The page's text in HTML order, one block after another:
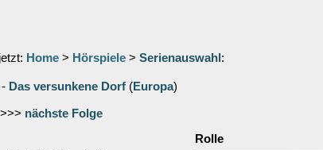
Home > Hörspiele > Serienauswahl :
- Das versunkene Dorf (Europa)
nächste Folge
Rolle